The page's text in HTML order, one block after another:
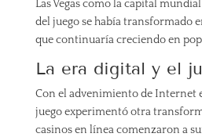
Las Vegas como la capital
del juego se había transformado
que continuaría creciendo en
La era digital y el
Con el advenimiento de Internet
juego experimentó otra
casinos en línea comenzaron a